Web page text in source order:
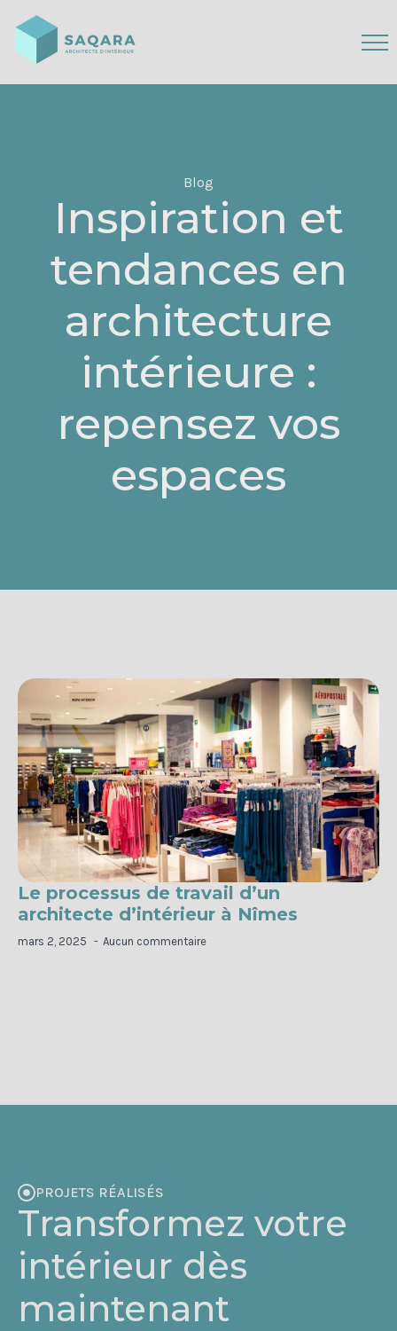
Blog
Inspiration et
tendances en
architecture
intérieure :
repensez vos
espaces
Le processus de travail d’un
architecte d’intérieur à Nîmes
mars 2, 2025 Aucun commentaire
PROJETS RÉALISÉS
Transformez votre
intérieur dès
maintenant